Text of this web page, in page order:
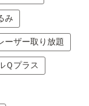
み
ーザー取り放題
Ｑプラス